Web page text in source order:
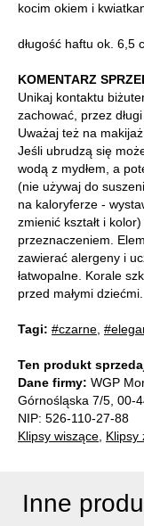
kocim okiem i
długość haftu ok. 6,5
KOMENTARZ
Unikaj kontaktu
zachować, przez
Uważaj też na
Jeśli ubrudzą się
wodą z mydłem, a
(nie używaj do
na kaloryferze -
zmienić kształt i
przeznaczeniem.
zawierać alergeny i
łatwopalne. Korale
przed małymi dziećmi.
Tagi: #czarne,
Ten produkt
Dane firmy: WGP
Górnośląska 7/5, 00-
NIP: 526-110-27-88
Klipsy wiszące, Klipsy
Inne